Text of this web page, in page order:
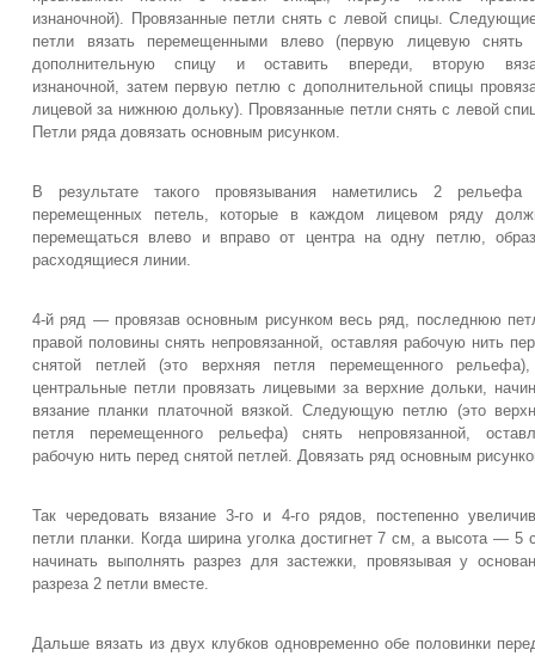
изнаночной). Провязанные петли снять с левой спицы.
петли вязать перемещенными влево (первую лицевую снять
дополнительную спицу и оставить впереди, вторую
изнаночной, затем первую петлю с дополнительной спицы
лицевой за нижнюю дольку). Провязанные петли снять с левой
Петли ряда довязать основным рисунком.
В результате такого провязывания наметились 2 рельефа
перемещенных петель, которые в каждом лицевом ряду
перемещаться влево и вправо от центра на одну петлю,
расходящиеся линии.
4-й ряд — провязав основным рисунком весь ряд, последнюю
правой половины снять непровязанной, оставляя рабочую нить
снятой петлей (это верхняя петля перемещенного
центральные петли провязать лицевыми за верхние дольки,
вязание планки платочной вязкой. Следующую петлю (это
петля перемещенного рельефа) снять непровязанной,
рабочую нить перед снятой петлей. Довязать ряд основным
Так чередовать вязание 3-го и 4-го рядов, постепенно
петли планки. Когда ширина уголка достигнет 7 см, а высота — 5
начинать выполнять разрез для застежки, провязывая у
разреза 2 петли вместе.
Дальше вязать из двух клубков одновременно обе половинки